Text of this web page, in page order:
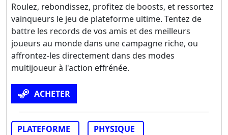
Roulez, rebondissez, profitez de boosts, et ressortez
vainqueurs le jeu de plateforme ultime. Tentez de
battre les records de vos amis et des meilleurs
joueurs au monde dans une campagne riche, ou
affrontez-les directement dans des modes
multijoueur à l'action effrénée.
ACHETER
PLATEFORME
PHYSIQUE